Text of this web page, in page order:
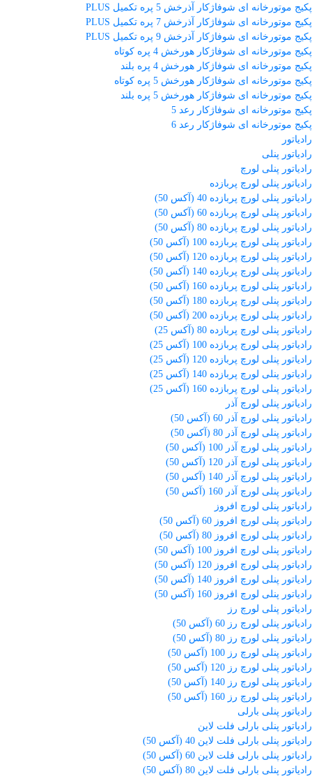
پکیج موتورخانه ای شوفاژکار آذرخش 5 پره تکمیل PLUS
پکیج موتورخانه ای شوفاژکار آذرخش 7 پره تکمیل PLUS
پکیج موتورخانه ای شوفاژکار آذرخش 9 پره تکمیل PLUS
پکیج موتورخانه ای شوفاژکار هورخش 4 پره کوتاه
پکیج موتورخانه ای شوفاژکار هورخش 4 پره بلند
پکیج موتورخانه ای شوفاژکار هورخش 5 پره کوتاه
پکیج موتورخانه ای شوفاژکار هورخش 5 پره بلند
پکیج موتورخانه ای شوفاژکار رعد 5
پکیج موتورخانه ای شوفاژکار رعد 6
رادیاتور
رادیاتور پنلی
رادیاتور پنلی لورچ
رادیاتور پنلی لورچ پربازده
رادیاتور پنلی لورچ پربازده 40 (آکس 50)
رادیاتور پنلی لورچ پربازده 60 (آکس 50)
رادیاتور پنلی لورچ پربازده 80 (آکس 50)
رادیاتور پنلی لورچ پربازده 100 (آکس 50)
رادیاتور پنلی لورچ پربازده 120 (آکس 50)
رادیاتور پنلی لورچ پربازده 140 (آکس 50)
رادیاتور پنلی لورچ پربازده 160 (آکس 50)
رادیاتور پنلی لورچ پربازده 180 (آکس 50)
رادیاتور پنلی لورچ پربازده 200 (آکس 50)
رادیاتور پنلی لورچ پربازده 80 (آکس 25)
رادیاتور پنلی لورچ پربازده 100 (آکس 25)
رادیاتور پنلی لورچ پربازده 120 (آکس 25)
رادیاتور پنلی لورچ پربازده 140 (آکس 25)
رادیاتور پنلی لورچ پربازده 160 (آکس 25)
رادیاتور پنلی لورچ آذر
رادیاتور پنلی لورچ آذر 60 (آکس 50)
رادیاتور پنلی لورچ آذر 80 (آکس 50)
رادیاتور پنلی لورچ آذر 100 (آکس 50)
رادیاتور پنلی لورچ آذر 120 (آکس 50)
رادیاتور پنلی لورچ آذر 140 (آکس 50)
رادیاتور پنلی لورچ آذر 160 (آکس 50)
رادیاتور پنلی لورچ افروز
رادیاتور پنلی لورچ افروز 60 (آکس 50)
رادیاتور پنلی لورچ افروز 80 (آکس 50)
رادیاتور پنلی لورچ افروز 100 (آکس 50)
رادیاتور پنلی لورچ افروز 120 (آکس 50)
رادیاتور پنلی لورچ افروز 140 (آکس 50)
رادیاتور پنلی لورچ افروز 160 (آکس 50)
رادیاتور پنلی لورچ رز
رادیاتور پنلی لورچ رز 60 (آکس 50)
رادیاتور پنلی لورچ رز 80 (آکس 50)
رادیاتور پنلی لورچ رز 100 (آکس 50)
رادیاتور پنلی لورچ رز 120 (آکس 50)
رادیاتور پنلی لورچ رز 140 (آکس 50)
رادیاتور پنلی لورچ رز 160 (آکس 50)
رادیاتور پنلی بارلی
رادیاتور پنلی بارلی فلت لاین
رادیاتور پنلی بارلی فلت لاین 40 (آکس 50)
رادیاتور پنلی بارلی فلت لاین 60 (آکس 50)
رادیاتور پنلی بارلی فلت لاین 80 (آکس 50)